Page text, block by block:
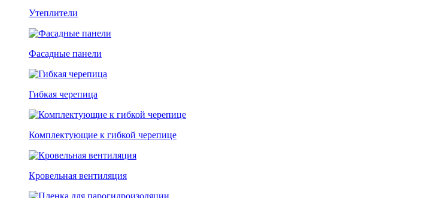
Утеплители
Фасадные панели
Гибкая черепица
Комплектующие к гибкой черепице
Кровельная вентиляция